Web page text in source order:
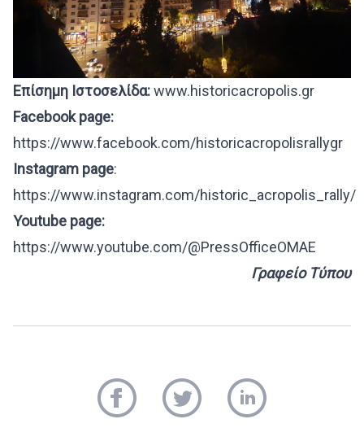
Επίσημη Ιστοσελίδα:www.historicacropolis.gr
Facebook page:
https://www.facebook.com/historicacropolisrallygr
Instagram page:
https://www.instagram.com/historic_acropolis_rally/
Youtube page:
https://www.youtube.com/@PressOfficeOMAE
Γραφείο Τύπου